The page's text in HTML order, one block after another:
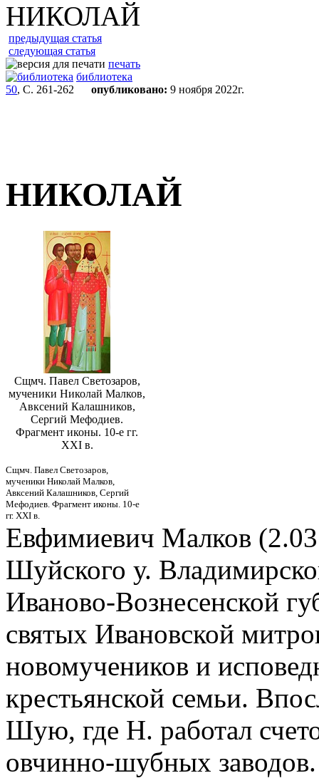
НИКОЛАЙ
предыдущая статья
следующая статья
печать
библиотека
50, С. 261-262 опубликовано: 9 ноября 2022г.
НИКОЛАЙ
Сщмч. Павел Светозаров,
мученики Николай Малков,
Авксений Калашников,
Сергий Мефодиев.
Фрагмент иконы. 10-е гг.
XXI в.
Сщмч. Павел Светозаров,
мученики Николай Малков,
Авксений Калашников, Сергий
Мефодиев. Фрагмент иконы. 10-е
гг. XXI в.
Евфимиевич Малков
Шуйского у.
Иваново-Вознесенской
святых Ивановской
новомучеников и
крестьянской семьи.
Шую, где Н. работал
овчинно-шубных заводов.